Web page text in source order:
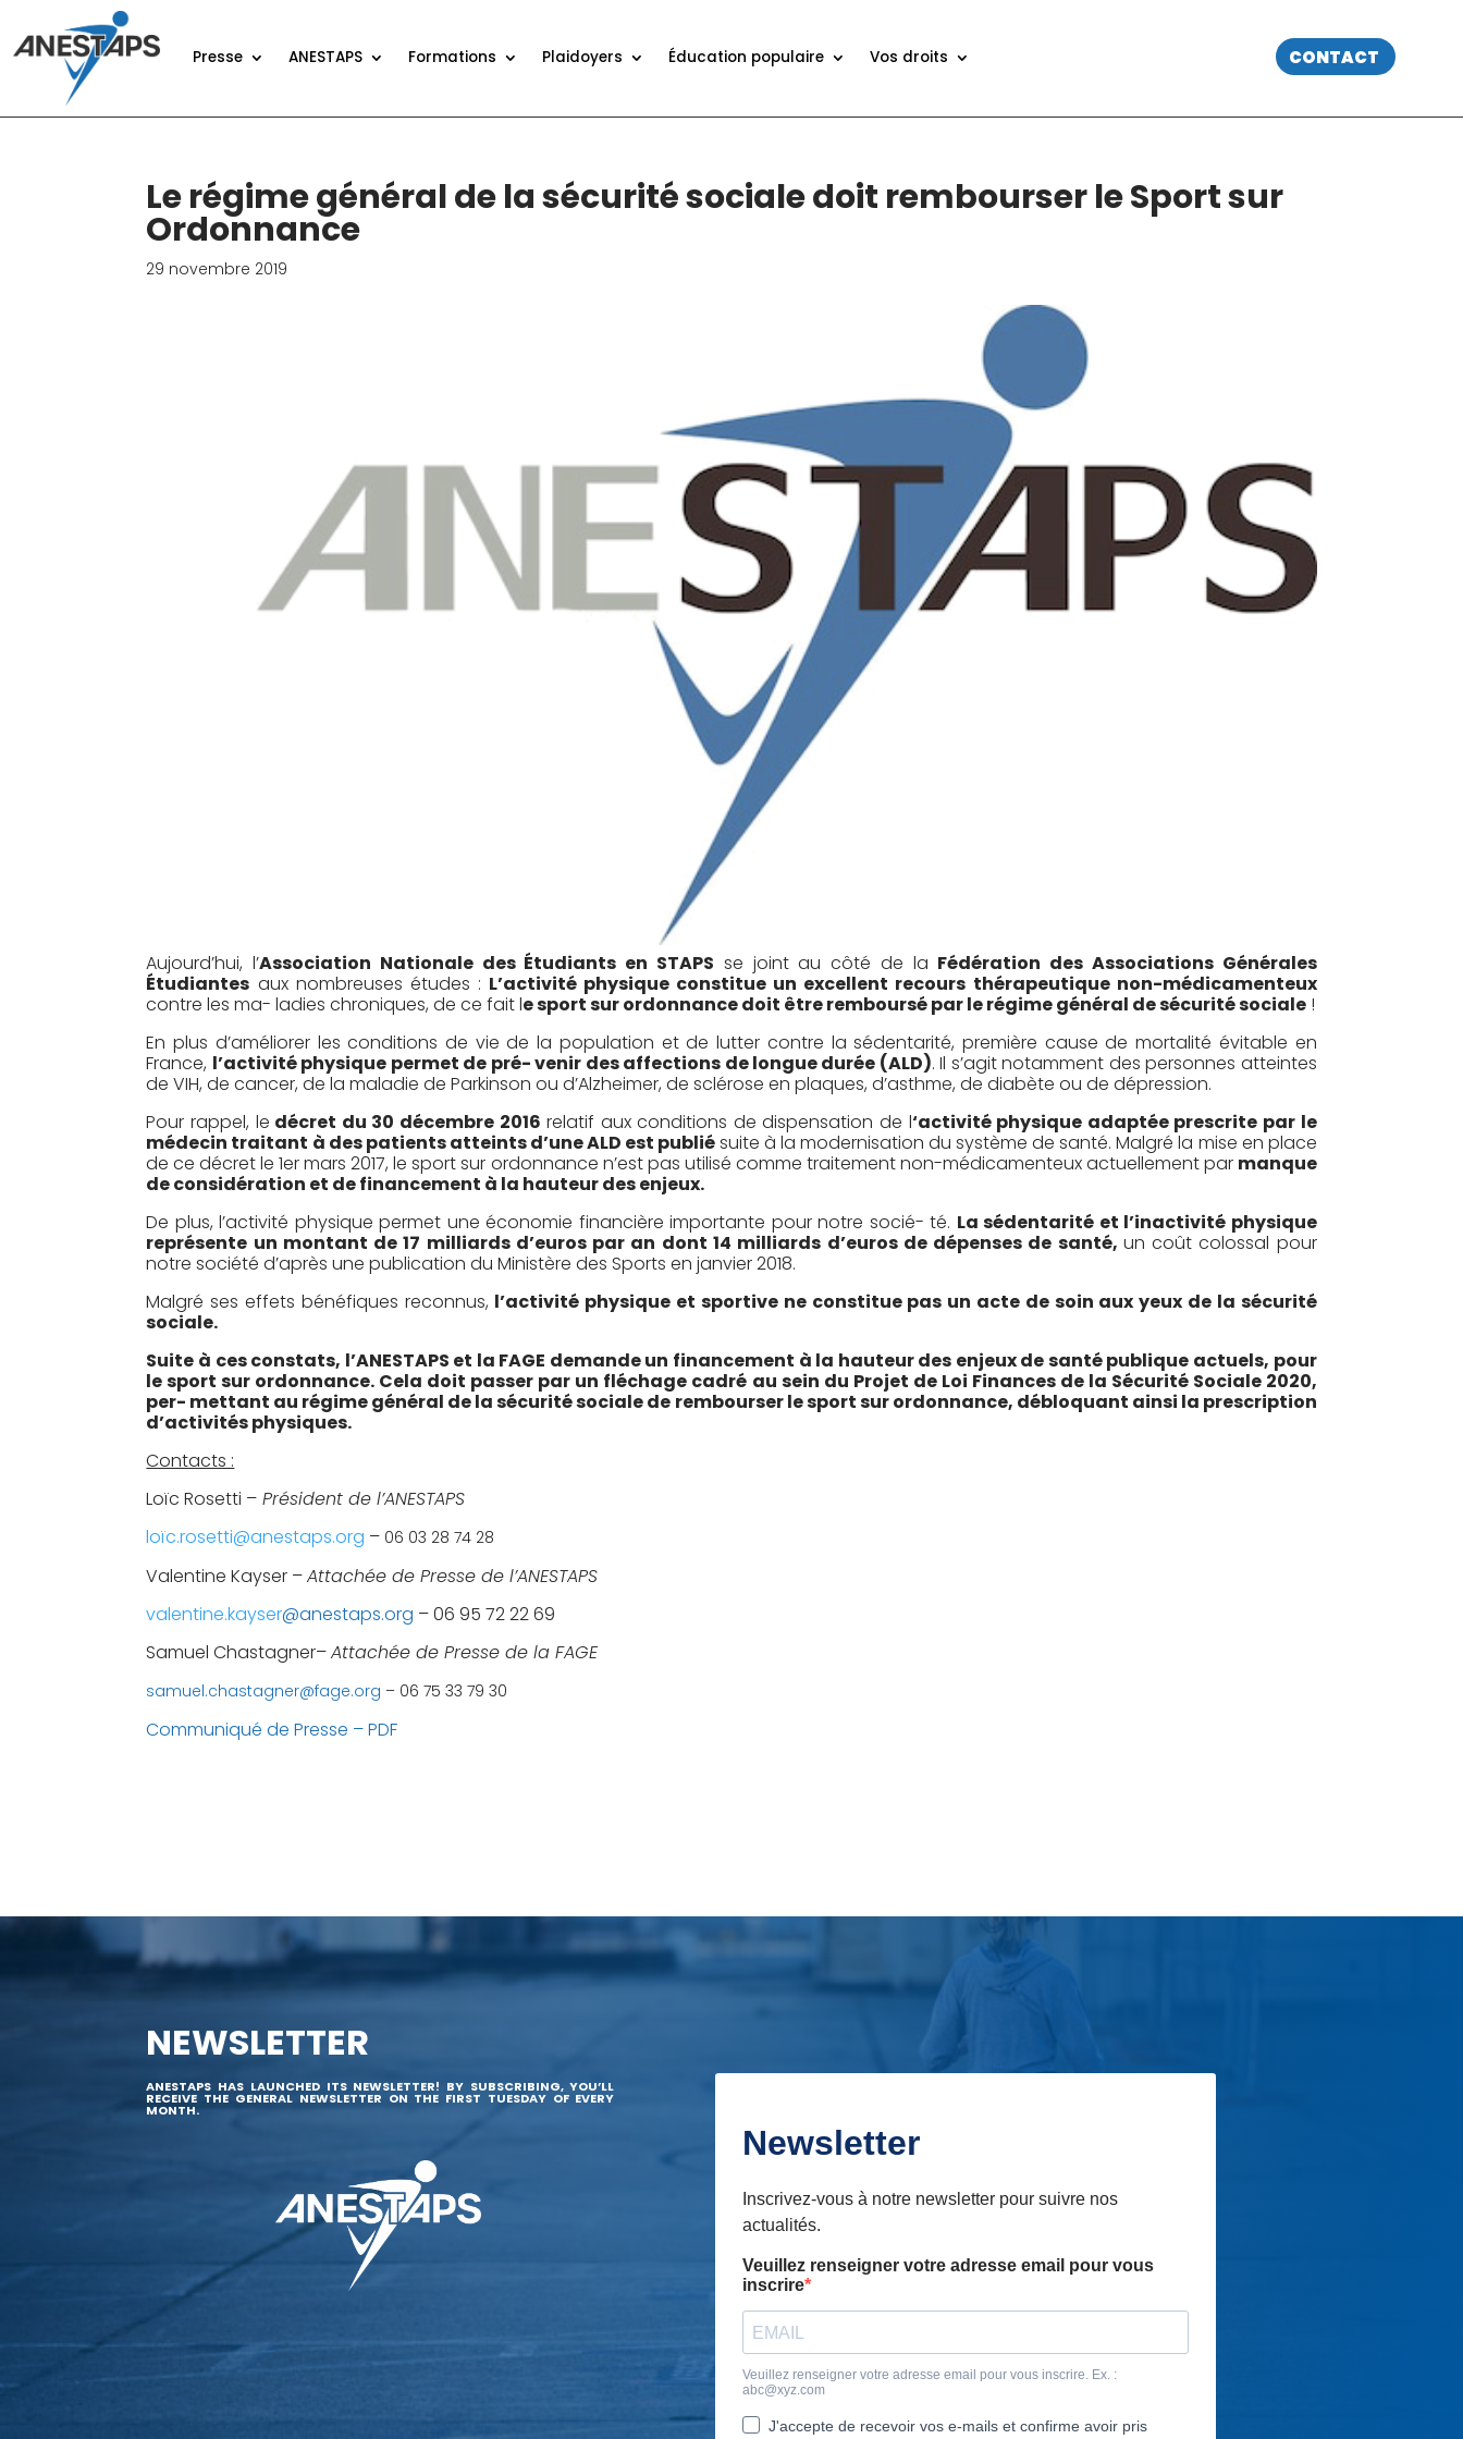
Presse ANESTAPS Formations Plaidoyers Éducation populaire Vos droits CONTACT
Le régime général de la sécurité sociale doit rembourser le Sport sur
Ordonnance
29 novembre 2019
Aujourd’hui, l’Association Nationale des Étudiants en STAPS se joint au côté de la Fédération des Associations Générales
Étudiantes aux nombreuses études : L’activité physique constitue un excellent recours thérapeutique non-médicamenteux
contre les ma- ladies chroniques, de ce faitle sport sur ordonnance doit être remboursé par le régime général de sécurité sociale !
En plus d’améliorer les conditions de vie de la population et de lutter contre la sédentarité, première cause de mortalité évitable en
France, l’activité physique permet de pré- venir des affections de longue durée (ALD).Il s’agit notamment des personnes atteintes
de VIH, de cancer, de la maladie de Parkinson ou d’Alzheimer, de sclérose en plaques, d’asthme, de diabète ou de dépression.
Pour rappel, le décret du 30 décembre 2016 relatif aux conditions de dispensation de l‘activité physique adaptée prescrite par le
médecin traitant à des patients atteints d’une ALD est publiésuite à la modernisation du système de santé. Malgré la mise en place
de ce décret le 1er mars 2017, le sport sur ordonnance n’est pas utilisé comme traitement non-médicamenteux actuellement par manque
de considération et de financement à la hauteur des enjeux.
De plus, l’activité physique permet une économie financière importante pour notre socié- té. La sédentarité et l’inactivité physique
représente un montant de 17 milliards d’euros par an dont 14 milliards d’euros de dépenses de santé, un coût colossal pour
notre société d’après une publication du Ministère des Sports en janvier 2018.
Malgré ses effets bénéfiques reconnus, l’activité physique et sportive ne constitue pas un acte de soin aux yeux de la sécurité
sociale.
Suite à ces constats, l’ANESTAPS et la FAGE demande un financement à la hauteur des enjeux de santé publique actuels, pour
le sport sur ordonnance. Cela doit passer par un fléchage cadré au sein du Projet de Loi Finances de la Sécurité Sociale 2020,
per- mettant au régime général de la sécurité sociale de rembourser le sport sur ordonnance, débloquant ainsi la prescription
d’activités physiques.
Contacts :
Loïc Rosetti – Présidentde l’ANESTAPS
loïc.rosetti@anestaps.org – 06 03 28 74 28
Valentine Kayser –Attachée de Presse de l’ANESTAPS
valentine.kayser@anestaps.org – 06 95 72 22 69
Samuel Chastagner–Attachée de Presse de la FAGE
samuel.chastagner@fage.org – 06 75 33 79 30
Communiqué de Presse – PDF
NEWSLETTER
ANESTAPS HAS LAUNCHED ITS NEWSLETTER! BY SUBSCRIBING, YOU’LL
RECEIVE THE GENERAL NEWSLETTER ON THE FIRST TUESDAY OF EVERY
MONTH.